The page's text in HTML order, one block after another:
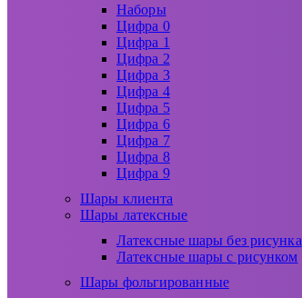
Наборы
Цифра 0
Цифра 1
Цифра 2
Цифра 3
Цифра 4
Цифра 5
Цифра 6
Цифра 7
Цифра 8
Цифра 9
Шары клиента
Шары латексные
Латексные шары без рисунка
Латексные шары с рисунком
Шары фольгированные